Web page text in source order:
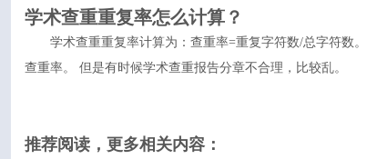
学术查重重复率怎么计算？
学术查重重复率计算为：查重率=重复字符数/总字符数
查重率。 但是有时候学术查重报告分章不合理，比较乱。
推荐阅读，更多相关内容：